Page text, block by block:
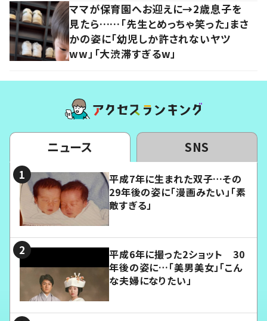
ママが保育園へお迎えに→2歳息子を
見たら……「先生とめっちゃ笑った」まさ
かの姿に「幼児しか許されないヤツ
ww」「大渋滞すぎるw」
ニュース SNS
平成7年に生まれた双子…その
29年後の姿に「漫画みたい」「素
敵すぎる」
平成6年に撮った2ショット 30
年後の姿に…「美男美女」「こん
な夫婦になりたい」